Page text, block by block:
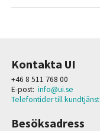
Kontakta UI
+46 8 511 768 00
E-post: info@ui.se
Telefontider till kundtjänst
Besöksadress